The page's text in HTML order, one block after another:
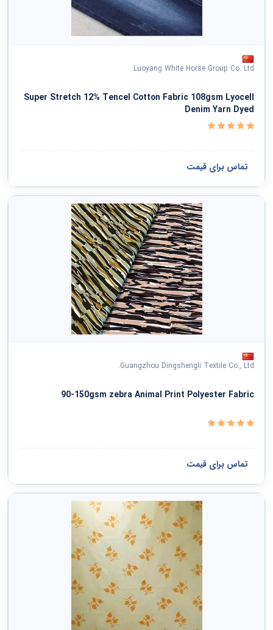
Luoyang White Horse Group Co. Ltd
Super Stretch 12% Tencel Cotton Fabric 108gsm Lyocell
Denim Yarn Dyed
تماس برای قیمت
Guangzhou Dingshengli Textile Co., Ltd.
90-150gsm zebra Animal Print Polyester Fabric
تماس برای قیمت